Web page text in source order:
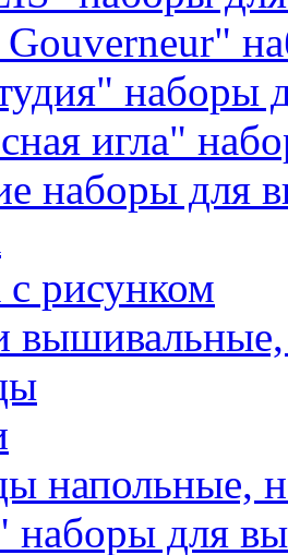
Gouverneur"
наборы
игла"
наборы для
с рисунком
напольные,
для